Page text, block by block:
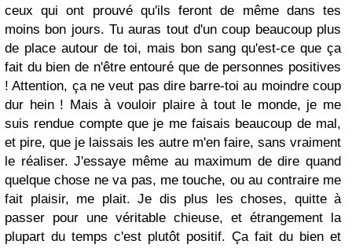
ceux qui ont prouvé qu'ils feront de même dans tes
moins bon jours. Tu auras tout d'un coup beaucoup plus
de place autour de toi, mais bon sang qu'est-ce que ça
fait du bien de n'être entouré que de personnes positives
! Attention, ça ne veut pas dire barre-toi au moindre coup
dur hein ! Mais à vouloir plaire à tout le monde, je me
suis rendue compte que je me faisais beaucoup de mal,
et pire, que je laissais les autre m'en faire, sans vraiment
le réaliser. J'essaye même au maximum de dire quand
quelque chose ne va pas, me touche, ou au contraire me
fait plaisir, me plait. Je dis plus les choses, quitte à
passer pour une véritable chieuse, et étrangement la
plupart du temps c'est plutôt positif. Ça fait du bien et